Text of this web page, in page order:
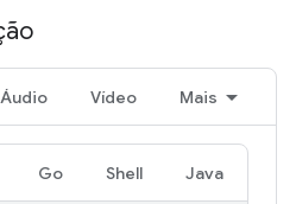
Áudio Vídeo Mais
Go Shell Java